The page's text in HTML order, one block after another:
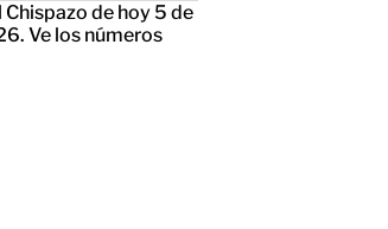
Chispazo de hoy 5 de
Ve los números